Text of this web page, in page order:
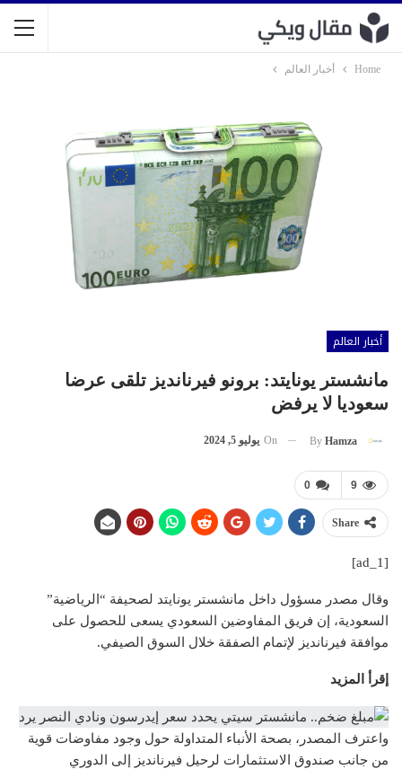
Home أخبار العالم
أخبار العالم
مانشستر يونايتد: برونو فيرنانديز تلقى عرضا
سعوديا لا يرفض
By Hamza
On يوليو 5, 2024
0 9
Share
[ad_1]
وقال مصدر مسؤول داخل مانشستر يونايتد لصحيفة “الرياضية”
السعودية، إن فريق المفاوضين السعودي يسعى للحصول على
موافقة فيرنانديز لإتمام الصفقة خلال السوق الصيفي.
إقرأ المزيد
واعترف المصدر، بصحة الأنباء المتداولة حول وجود مفاوضات قوية
من جانب صندوق الاستثمارات لرحيل فيرنانديز إلى الدوري